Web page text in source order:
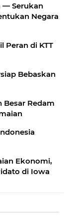
— Serukan
Negara
Peran di KTT
Bebaskan
Besar Redam
Ekonomi,
di Iowa